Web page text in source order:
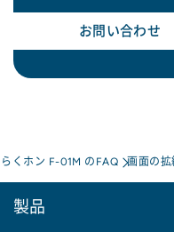
お問い合わせ
くホン F-01M のFAQ 画面の拡
製品